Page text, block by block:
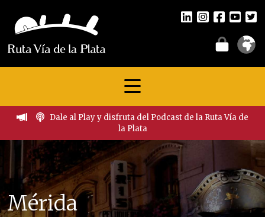
Dale al Play y disfruta del Podcast de la Ruta Vía de
la Plata
Mérida